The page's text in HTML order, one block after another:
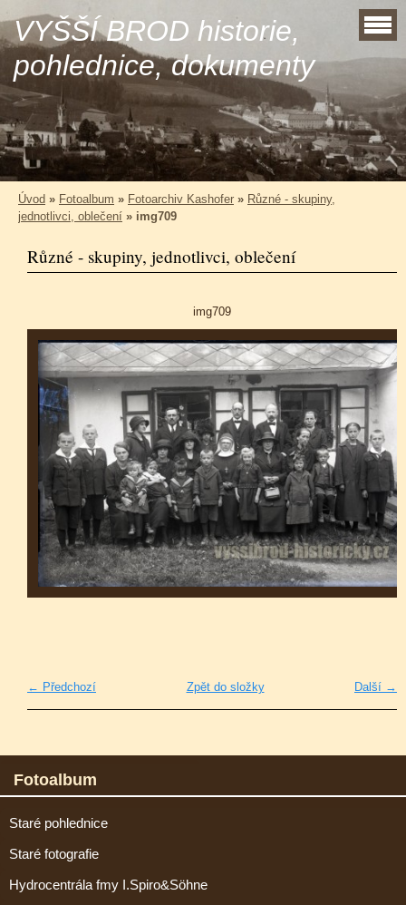
VYŠŠÍ BROD historie,
pohlednice, dokumenty
Úvod » Fotoalbum » Fotoarchiv Kashofer » Různé - skupiny,
jednotlivci, oblečení » img709
Různé - skupiny, jednotlivci, oblečení
img709
← Předchozí Další →
Zpět do složky
Fotoalbum
Staré pohlednice
Staré fotografie
Hydrocentrála fmy I.Spiro&Söhne